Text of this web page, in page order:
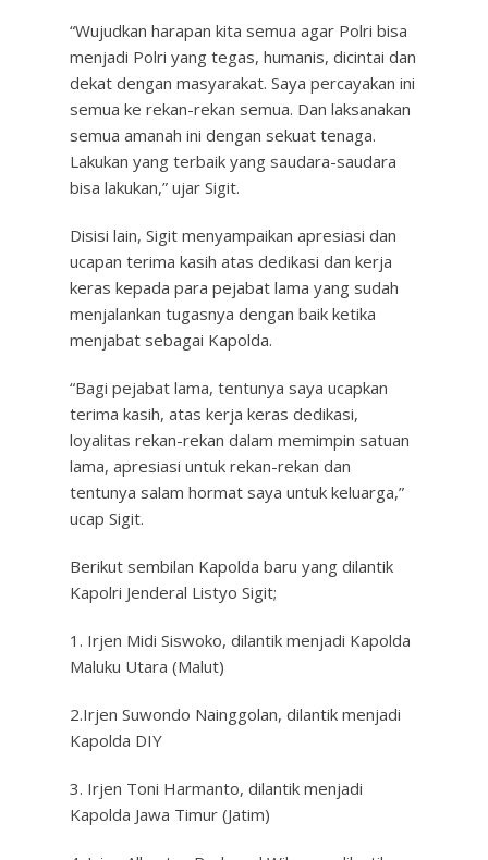
“Wujudkan harapan kita semua agar Polri bisa
menjadi Polri yang tegas, humanis, dicintai dan
dekat dengan masyarakat. Saya percayakan ini
semua ke rekan-rekan semua. Dan laksanakan
semua amanah ini dengan sekuat tenaga.
Lakukan yang terbaik yang saudara-saudara
bisa lakukan,” ujar Sigit.
Disisi lain, Sigit menyampaikan apresiasi dan
ucapan terima kasih atas dedikasi dan kerja
keras kepada para pejabat lama yang sudah
menjalankan tugasnya dengan baik ketika
menjabat sebagai Kapolda.
“Bagi pejabat lama, tentunya saya ucapkan
terima kasih, atas kerja keras dedikasi,
loyalitas rekan-rekan dalam memimpin satuan
lama, apresiasi untuk rekan-rekan dan
tentunya salam hormat saya untuk keluarga,”
ucap Sigit.
Berikut sembilan Kapolda baru yang dilantik
Kapolri Jenderal Listyo Sigit;
1. Irjen Midi Siswoko, dilantik menjadi Kapolda
Maluku Utara (Malut)
2.Irjen Suwondo Nainggolan, dilantik menjadi
Kapolda DIY
3. Irjen Toni Harmanto, dilantik menjadi
Kapolda Jawa Timur (Jatim)